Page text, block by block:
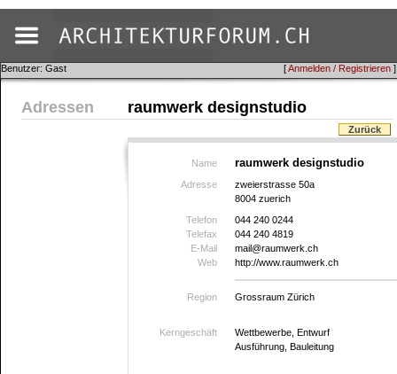
[Anmelden / Registrieren ]
Benutzer: Gast
Adressen raumwerk designstudio
Zurück
Name raumwerk designstudio
Adresse
zweierstrasse 50a
8004 zuerich
Telefon
044 240 0244
Telefax
044 240 4819
E-Mail
mail@raumwerk.ch
Web
http://www.raumwerk.ch
Region Grossraum Zürich
Kerngeschäft
Wettbewerbe, Entwurf
Ausführung, Bauleitung